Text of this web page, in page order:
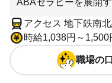
ABAセラピーを展開
アクセス 地下鉄南
時給1,038円～1,500
職場の